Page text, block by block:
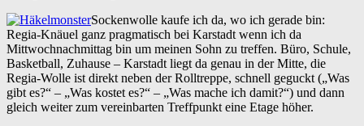
Sockenwolle kaufe ich da, wo ich gerade bin:
Regia-Knäuel ganz pragmatisch bei Karstadt wenn ich da
Mittwochnachmittag bin um meinen Sohn zu treffen. Büro, Schule,
Basketball, Zuhause – Karstadt liegt da genau in der Mitte, die
Regia-Wolle ist direkt neben der Rolltreppe, schnell geguckt („Was
gibt es?“ – „Was kostet es?“ – „Was mache ich damit?“) und dann
gleich weiter zum vereinbarten Treffpunkt eine Etage höher.